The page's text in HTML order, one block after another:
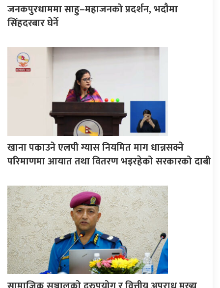
जनकपुरधाममा साहु–महाजनको प्रदर्शन, भदौमा
सिंहदरबार घेर्ने
खाना पकाउने एलपी ग्यास नियमित माग धान्नसक्ने
परिमाणमा आयात तथा वितरण भइरहेको सरकारको दाबी